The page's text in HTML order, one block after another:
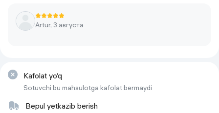
Artur, 3 августа
Kafolat yo‘q
Sotuvchi bu mahsulotga kafolat bermaydi
Bepul yetkazib berish